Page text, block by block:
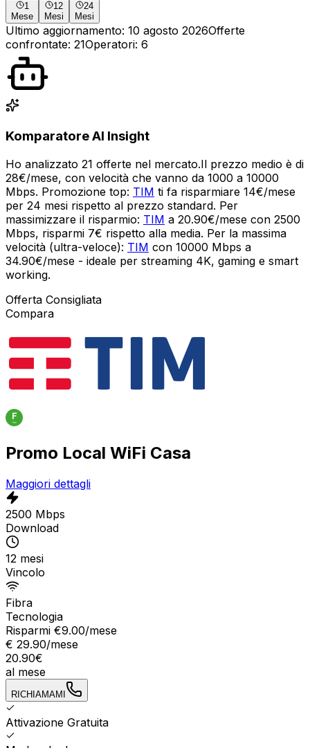
1
Mese
12
Mesi
24
Mesi
Ultimo aggiornamento: 10 agosto 2026Offerte
confrontate: 21Operatori: 6
Komparatore AI Insight
Ho analizzato 21 offerte nel mercato.Il prezzo medio è di
28€/mese, con velocità che vanno da 1000 a 10000
Mbps. Promozione top: TIM ti fa risparmiare 14€/mese
per 24 mesi rispetto al prezzo standard. Per
massimizzare il risparmio: TIM a 20.90€/mese con 2500
Mbps, risparmi 7€ rispetto alla media. Per la massima
velocità (ultra-veloce): TIM con 10000 Mbps a
34.90€/mese - ideale per streaming 4K, gaming e smart
working.
Offerta Consigliata
Compara
Promo Local WiFi Casa
Maggiori dettagli
2500 Mbps
Download
12 mesi
Vincolo
Fibra
Tecnologia
Risparmi €9.00/mese
€ 29.90/mese
20.90€
al mese
RICHIAMAMI
Attivazione Gratuita